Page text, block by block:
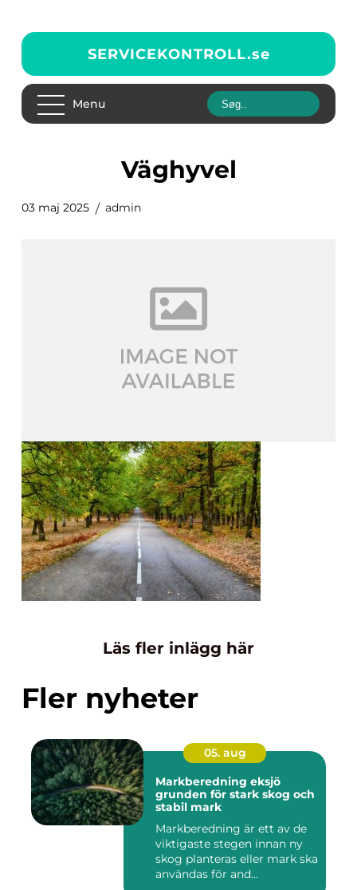
SERVICEKONTROLL.se
Menu
väghyvel
03 maj 2025 admin
Läs fler inlägg här
Fler nyheter
05. aug
Markberedning eksjö
grunden för stark skog och
stabil mark
Markberedning är ett av de
viktigaste stegen innan ny
skog planteras eller mark ska
användas för and...